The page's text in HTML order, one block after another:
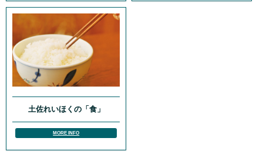
土佐れいほくの「食」
MORE INFO